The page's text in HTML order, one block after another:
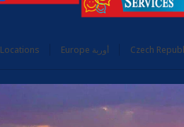
Locations Europe أوربة